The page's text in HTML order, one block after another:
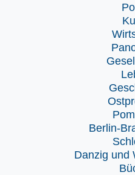
Berlin-
Danzig und